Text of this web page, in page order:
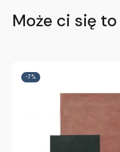
Może ci się
-7%